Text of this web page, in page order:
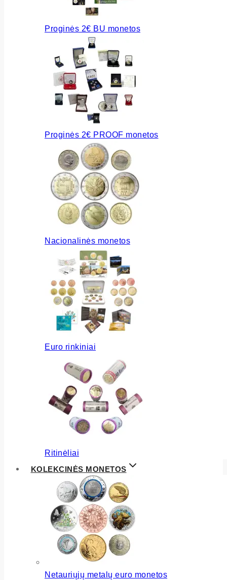
Proginės 2€ BU monetos
Proginės 2€ PROOF monetos
Nacionalinės monetos
Euro rinkiniai
Ritinėliai
KOLEKCINĖS MONETOS
Netauriųjų metalų euro monetos